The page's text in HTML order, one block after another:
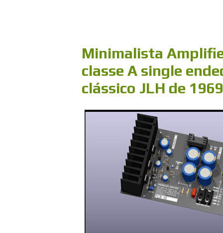
Minimalista
classe A single
clássico JLH de 1969